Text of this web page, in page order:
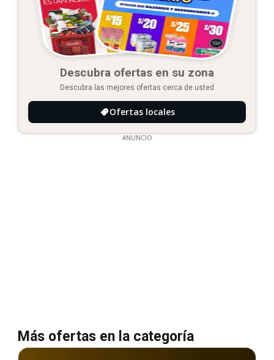
Descubra ofertas en su zona
Descubra las mejores ofertas cerca de usted
Ofertas locales
ANUNCIO
Más ofertas en la categoría